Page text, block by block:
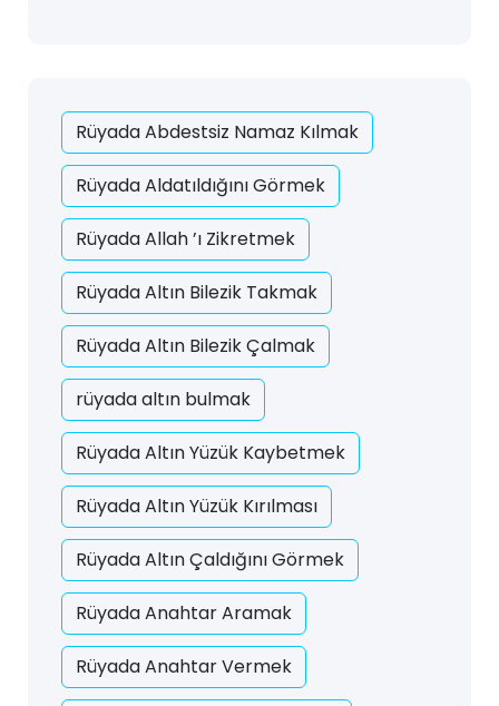
Rüyada Abdestsiz Namaz Kılmak
Rüyada Aldatıldığını Görmek
Rüyada Allah ’ı Zikretmek
Rüyada Altın Bilezik Takmak
Rüyada Altın Bilezik Çalmak
rüyada altın bulmak
Rüyada Altın Yüzük Kaybetmek
Rüyada Altın Yüzük Kırılması
Rüyada Altın Çaldığını Görmek
Rüyada Anahtar Aramak
Rüyada Anahtar Vermek